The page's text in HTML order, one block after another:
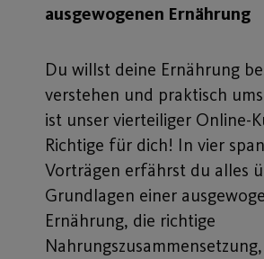
ausgewogenen Ernährung
Du willst deine Ernährung
verstehen und praktisch
ist unser vierteiliger Online-
Richtige für dich! In vier
Vorträgen erfährst du alles
Grundlagen einer
Ernährung, die richtige